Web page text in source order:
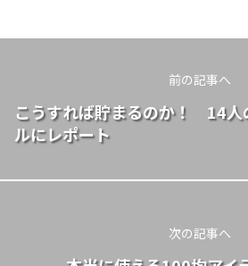
前の記事へ
こうすれば貯まるのか！ 14人
ルにレポート
次の記事へ